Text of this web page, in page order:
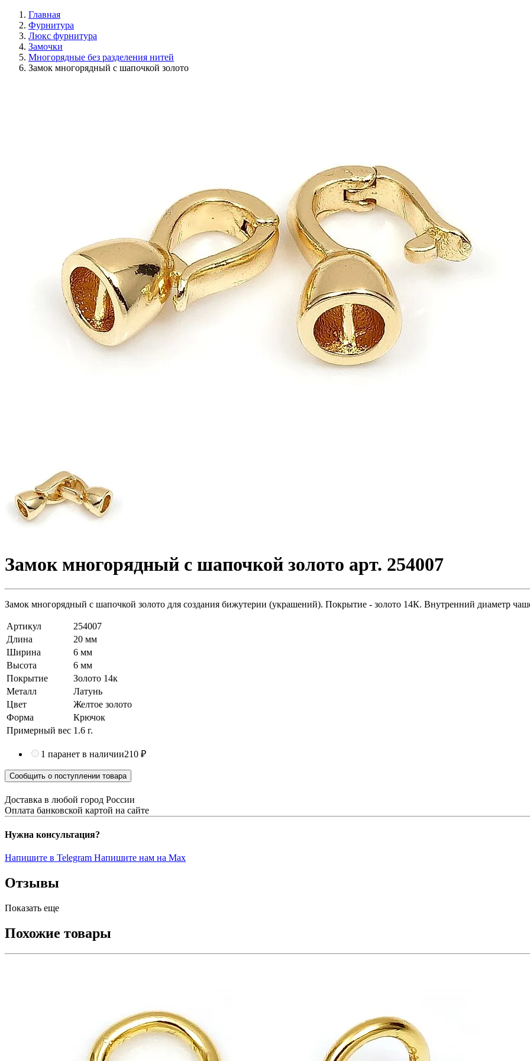
Главная
Фурнитура
Люкс фурнитура
Замочки
Многорядные без разделения нитей
Замок многорядный с шапочкой золото
Замок многорядный с шапочкой золото арт. 254007
Замок многорядный с шапочкой золото для создания бижутерии (украшений). Покрытие - золото 14К. Внутренний диаметр
Артикул
254007
Длина
20 мм
Ширина
6 мм
Высота
6 мм
Покрытие
Золото 14к
Металл
Латунь
Цвет
Желтое золото
Форма
Крючок
Примерный вес 1.6 г.
1 паранет в наличии210 ₽
Сообщить о поступлении товара
Доставка в любой город России
Оплата банковской картой на сайте
Нужна консультация?
Напишите в Telegram Напишите нам на Max
Отзывы
Показать еще
Похожие товары